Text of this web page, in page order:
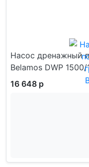
Насос дренажный
Belamos DWP 1500/
16 648 р